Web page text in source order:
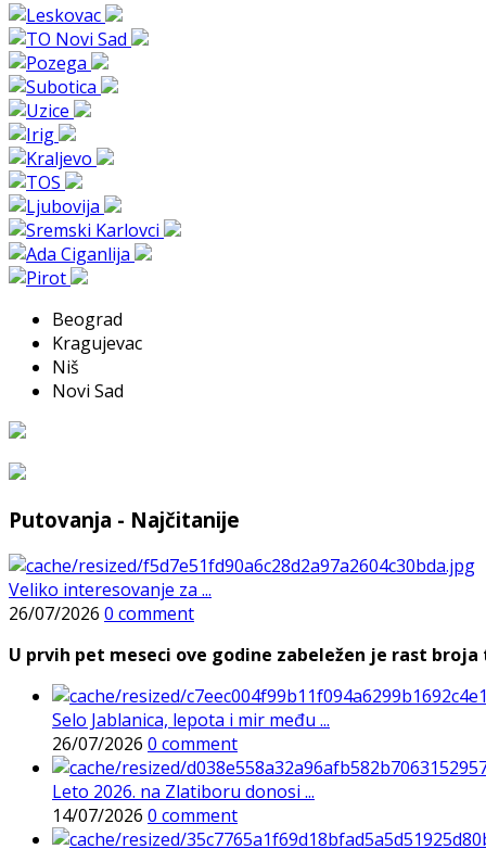
Beograd
Kragujevac
Niš
Novi Sad
Putovanja - Najčitanije
Veliko interesovanje za ...
26/07/2026 0 comment
U prvih pet meseci ove godine zabeležen je rast
Selo Jablanica, lepota i mir među ...
26/07/2026 0 comment
Leto 2026. na Zlatiboru donosi ...
14/07/2026 0 comment